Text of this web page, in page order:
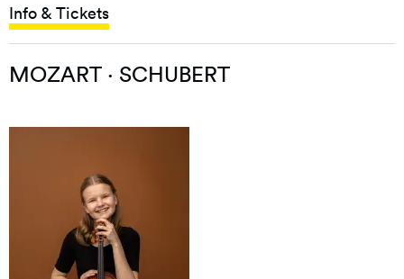
Info & Tickets
MOZART · SCHUBERT